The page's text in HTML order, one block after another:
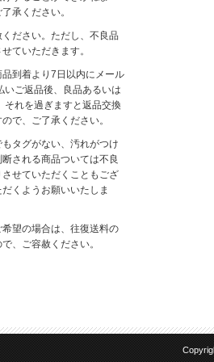
承ください。
ださい。ただし、不良品
ていただきます。
到着より7日以内にメール
いご返品後、良品あるいは
それを過ぎますと返品交換
で、ご了承ください。
タグがない、汚れがつけ
される商品ついては不良
せていただくこともござ
くようお願いいたしま
望の場合は、往復送料の
、ご容赦ください。